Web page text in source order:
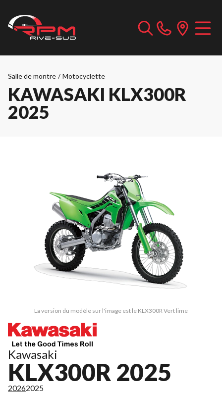
Salle de montre / Motocyclette
KAWASAKI KLX300R
2025
La version du modèle sur l'image est le KLX300R Vert lime
Kawasaki
KLX300R 2025
20262025